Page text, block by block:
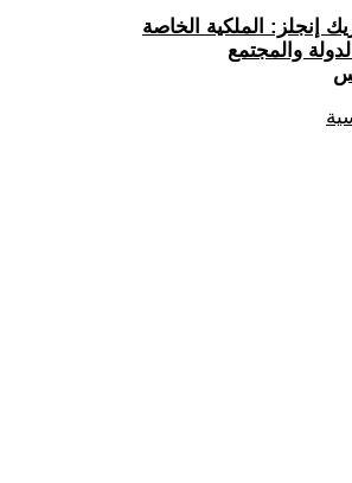
إنجلز: الملكية الخاصة
والمجتمع